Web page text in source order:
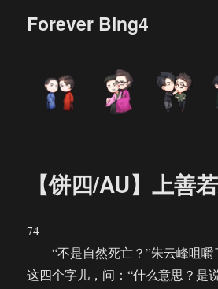
Forever Bing4
【饼四/AU】上善
74
“不是自然死亡？”朱云峰咀嚼
这四个字儿，问：“什么意思？是